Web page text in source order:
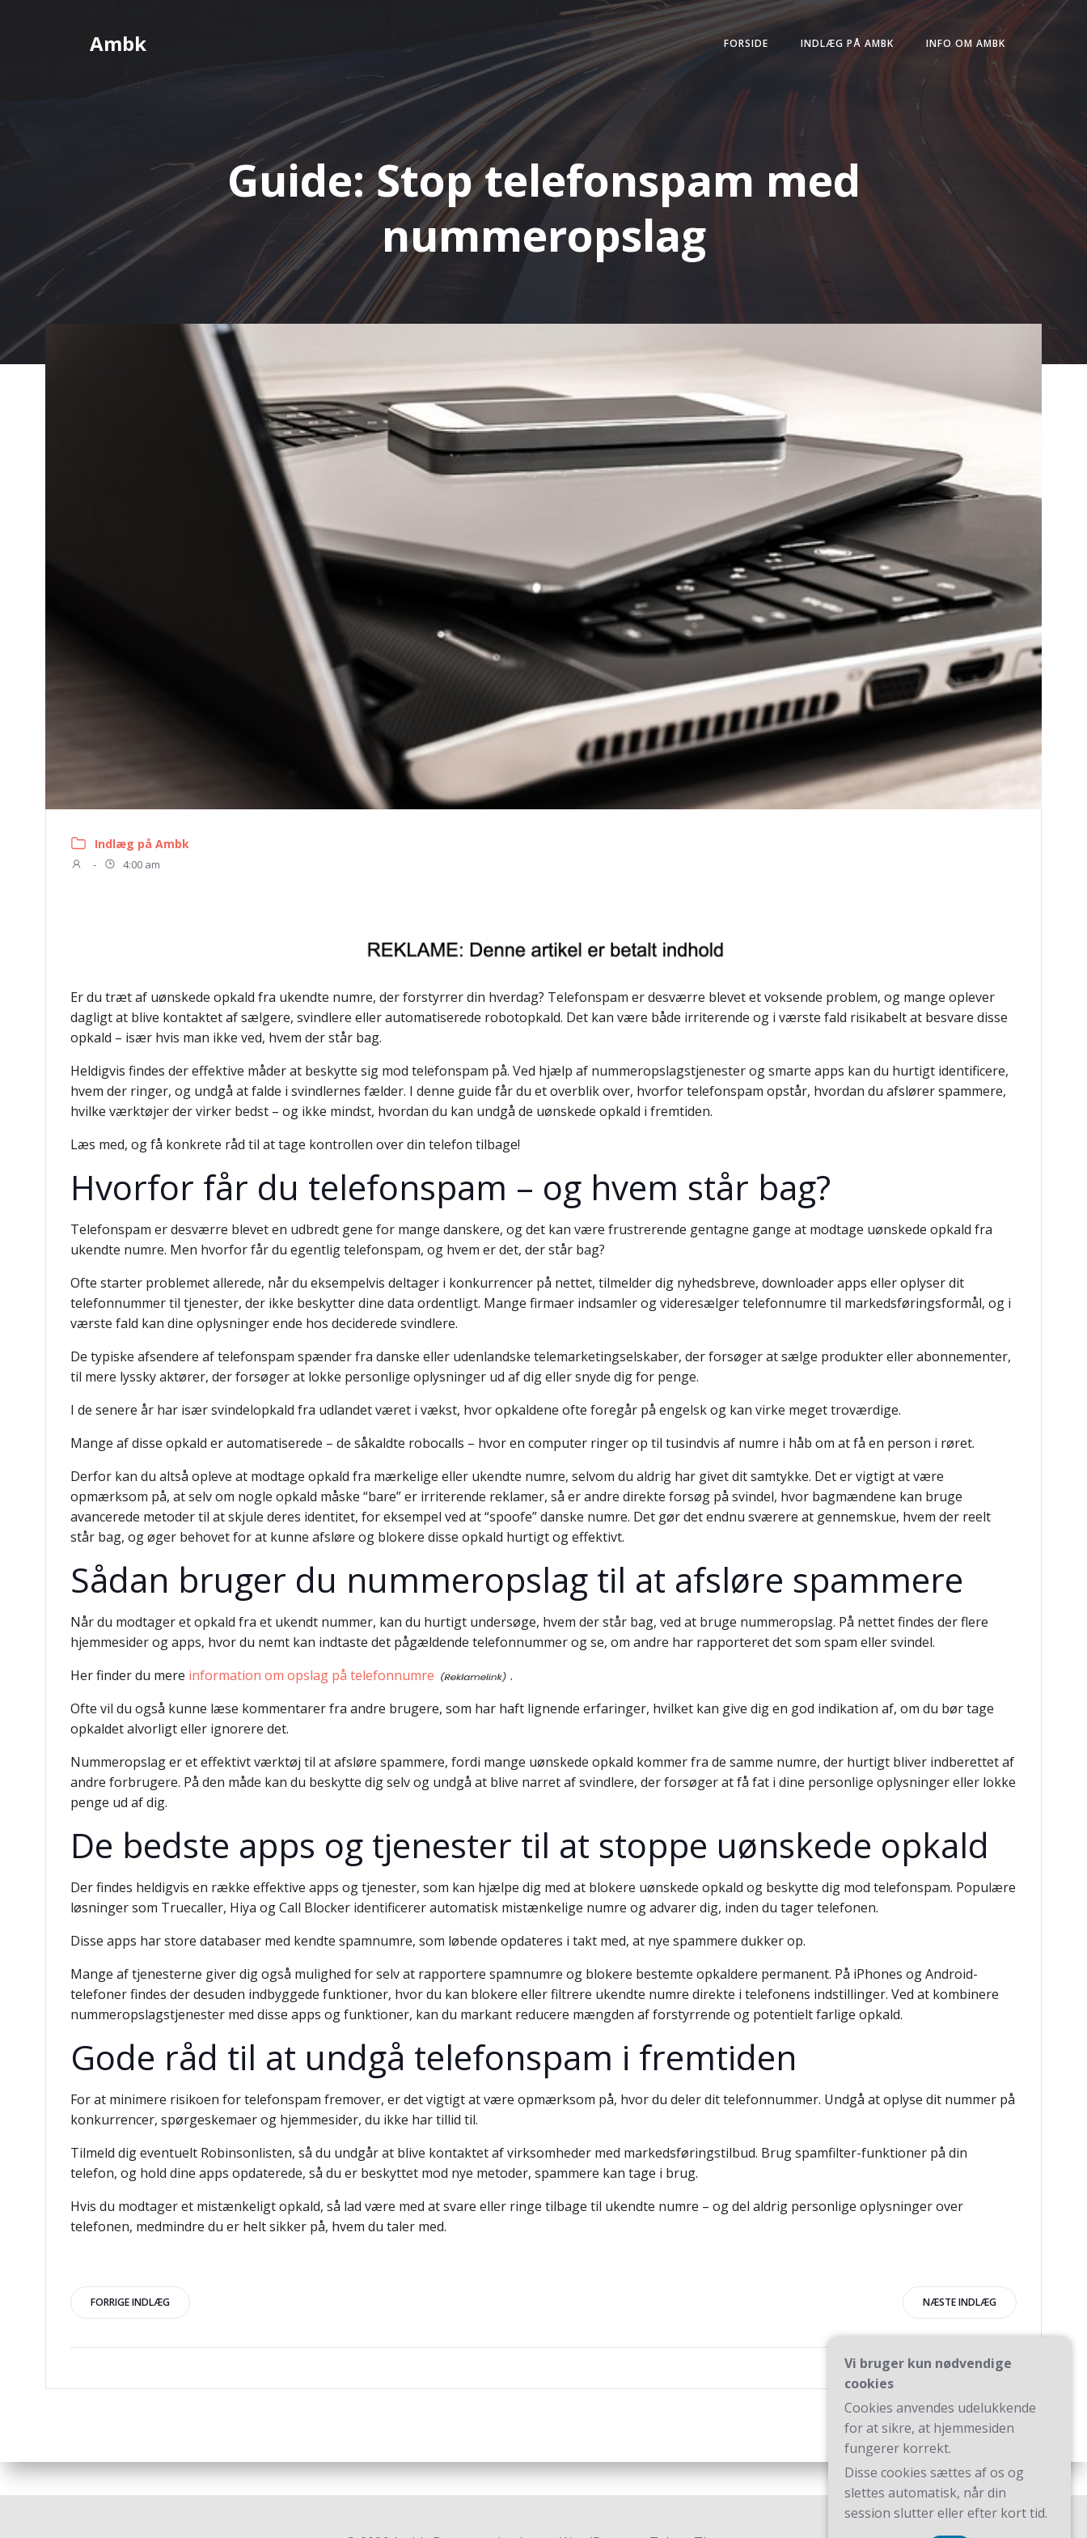
Ambk FORSIDE INDLÆG PÅ AMBK INFO OM AMBK
Guide: Stop telefonspam med
nummeropslag
Indlæg på Ambk
- 4:00 am
Er du træt af uønskede opkald fra ukendte numre, der forstyrrer din hverdag? Telefonspam er desværre blevet et voksende problem, og mange oplever
dagligt at blive kontaktet af sælgere, svindlere eller automatiserede robotopkald. Det kan være både irriterende og i værste fald risikabelt at besvare disse
opkald – især hvis man ikke ved, hvem der står bag.
Heldigvis findes der effektive måder at beskytte sig mod telefonspam på. Ved hjælp af nummeropslagstjenester og smarte apps kan du hurtigt identificere,
hvem der ringer, og undgå at falde i svindlernes fælder. I denne guide får du et overblik over, hvorfor telefonspam opstår, hvordan du afslører spammere,
hvilke værktøjer der virker bedst – og ikke mindst, hvordan du kan undgå de uønskede opkald i fremtiden.
Læs med, og få konkrete råd til at tage kontrollen over din telefon tilbage!
Hvorfor får du telefonspam – og hvem står bag?
Telefonspam er desværre blevet en udbredt gene for mange danskere, og det kan være frustrerende gentagne gange at modtage uønskede opkald fra
ukendte numre. Men hvorfor får du egentlig telefonspam, og hvem er det, der står bag?
Ofte starter problemet allerede, når du eksempelvis deltager i konkurrencer på nettet, tilmelder dig nyhedsbreve, downloader apps eller oplyser dit
telefonnummer til tjenester, der ikke beskytter dine data ordentligt. Mange firmaer indsamler og videresælger telefonnumre til markedsføringsformål, og i
værste fald kan dine oplysninger ende hos deciderede svindlere.
De typiske afsendere af telefonspam spænder fra danske eller udenlandske telemarketingselskaber, der forsøger at sælge produkter eller abonnementer,
til mere lyssky aktører, der forsøger at lokke personlige oplysninger ud af dig eller snyde dig for penge.
I de senere år har især svindelopkald fra udlandet været i vækst, hvor opkaldene ofte foregår på engelsk og kan virke meget troværdige.
Mange af disse opkald er automatiserede – de såkaldte robocalls – hvor en computer ringer op til tusindvis af numre i håb om at få en person i røret.
Derfor kan du altså opleve at modtage opkald fra mærkelige eller ukendte numre, selvom du aldrig har givet dit samtykke. Det er vigtigt at være
opmærksom på, at selv om nogle opkald måske “bare” er irriterende reklamer, så er andre direkte forsøg på svindel, hvor bagmændene kan bruge
avancerede metoder til at skjule deres identitet, for eksempel ved at “spoofe” danske numre. Det gør det endnu sværere at gennemskue, hvem der reelt
står bag, og øger behovet for at kunne afsløre og blokere disse opkald hurtigt og effektivt.
Sådan bruger du nummeropslag til at afsløre spammere
Når du modtager et opkald fra et ukendt nummer, kan du hurtigt undersøge, hvem der står bag, ved at bruge nummeropslag. På nettet findes der flere
hjemmesider og apps, hvor du nemt kan indtaste det pågældende telefonnummer og se, om andre har rapporteret det som spam eller svindel.
Her finder du mere information om opslag på telefonnumre
.
Ofte vil du også kunne læse kommentarer fra andre brugere, som har haft lignende erfaringer, hvilket kan give dig en god indikation af, om du bør tage
opkaldet alvorligt eller ignorere det.
Nummeropslag er et effektivt værktøj til at afsløre spammere, fordi mange uønskede opkald kommer fra de samme numre, der hurtigt bliver indberettet af
andre forbrugere. På den måde kan du beskytte dig selv og undgå at blive narret af svindlere, der forsøger at få fat i dine personlige oplysninger eller lokke
penge ud af dig.
De bedste apps og tjenester til at stoppe uønskede opkald
Der findes heldigvis en række effektive apps og tjenester, som kan hjælpe dig med at blokere uønskede opkald og beskytte dig mod telefonspam. Populære
løsninger som Truecaller, Hiya og Call Blocker identificerer automatisk mistænkelige numre og advarer dig, inden du tager telefonen.
Disse apps har store databaser med kendte spamnumre, som løbende opdateres i takt med, at nye spammere dukker op.
Mange af tjenesterne giver dig også mulighed for selv at rapportere spamnumre og blokere bestemte opkaldere permanent. På iPhones og Android-
telefoner findes der desuden indbyggede funktioner, hvor du kan blokere eller filtrere ukendte numre direkte i telefonens indstillinger. Ved at kombinere
nummeropslagstjenester med disse apps og funktioner, kan du markant reducere mængden af forstyrrende og potentielt farlige opkald.
Gode råd til at undgå telefonspam i fremtiden
For at minimere risikoen for telefonspam fremover, er det vigtigt at være opmærksom på, hvor du deler dit telefonnummer. Undgå at oplyse dit nummer på
konkurrencer, spørgeskemaer og hjemmesider, du ikke har tillid til.
Tilmeld dig eventuelt Robinsonlisten, så du undgår at blive kontaktet af virksomheder med markedsføringstilbud. Brug spamfilter-funktioner på din
telefon, og hold dine apps opdaterede, så du er beskyttet mod nye metoder, spammere kan tage i brug.
Hvis du modtager et mistænkeligt opkald, så lad være med at svare eller ringe tilbage til ukendte numre – og del aldrig personlige oplysninger over
telefonen, medmindre du er helt sikker på, hvem du taler med.
Indlægsnavigation
FORRIGE INDLÆG NÆSTE INDLÆG
Vi bruger kun nødvendige
cookies
Cookies anvendes udelukkende
for at sikre, at hjemmesiden
fungerer korrekt.
Disse cookies sættes af os og
slettes automatisk, når din
session slutter eller efter kort tid.